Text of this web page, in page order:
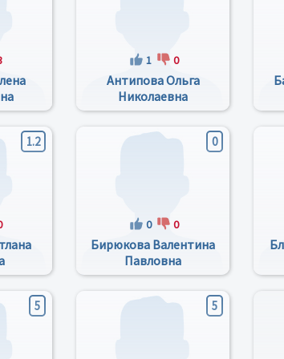
1 0
Антипова Ольга
Николаевна
1.2 0
0 0
Бирюкова Валентина
Павловна
5 5